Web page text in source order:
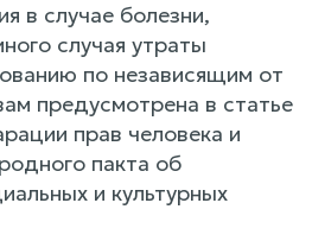
в случае болезни,
случая утраты
по независящим от
предусмотрена в статье
прав человека и
пакта об
и культурных